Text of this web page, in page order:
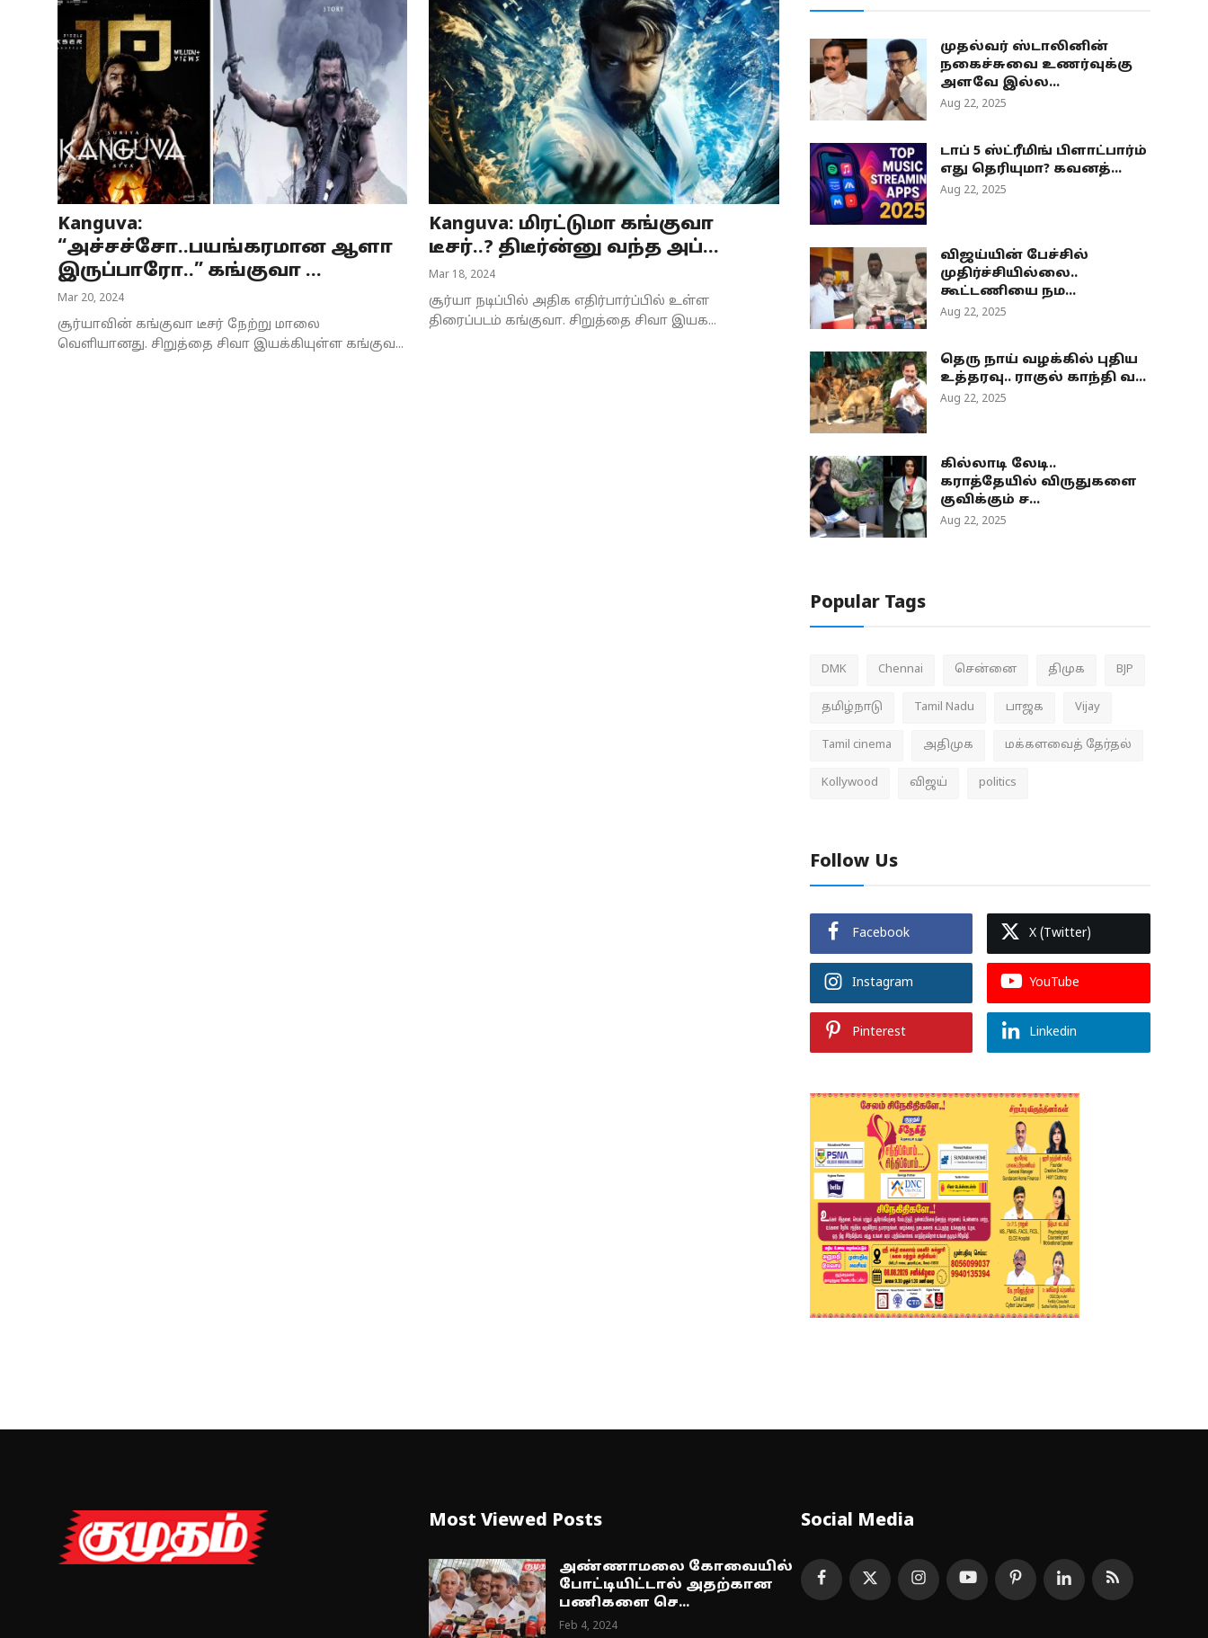
Kanguva:
“அச்சச்சோ..பயங்கரமான ஆளா
இருப்பாரோ..” கங்குவா ...
Mar 20, 2024
சூர்யாவின் கங்குவா டீசர் நேற்று மாலை
வெளியானது. சிறுத்தை சிவா இயக்கியுள்ள கங்குவ...
Kanguva: மிரட்டுமா கங்குவா
டீசர்..? திடீர்ன்னு வந்த அப்...
Mar 18, 2024
சூர்யா நடிப்பில் அதிக எதிர்பார்ப்பில் உள்ள
திரைப்படம் கங்குவா. சிறுத்தை சிவா இயக...
முதல்வர் ஸ்டாலினின்
நகைச்சுவை உணர்வுக்கு
அளவே இல்ல...
Aug 22, 2025
டாப் 5 ஸ்ட்ரீமிங் பிளாட்பார்ம்
எது தெரியுமா? கவனத்...
Aug 22, 2025
விஜய்யின் பேச்சில்
முதிர்ச்சியில்லை..
கூட்டணியை நம...
Aug 22, 2025
தெரு நாய் வழக்கில் புதிய
உத்தரவு.. ராகுல் காந்தி வ...
Aug 22, 2025
கில்லாடி லேடி..
கராத்தேயில் விருதுகளை
குவிக்கும் ச...
Aug 22, 2025
Popular Tags
DMK Chennai சென்னை திமுக BJP
தமிழ்நாடு Tamil Nadu பாஜக Vijay
Tamil cinema அதிமுக மக்களவைத் தேர்தல்
Kollywood விஜய் politics
Follow Us
Facebook X (Twitter)
Instagram YouTube
Pinterest Linkedin
Most Viewed Posts
அண்ணாமலை கோவையில்
போட்டியிட்டால் அதற்கான
பணிகளை செ...
Feb 4, 2024
Social Media